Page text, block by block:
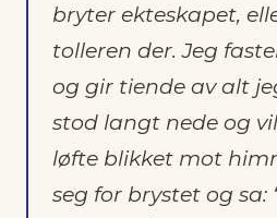
bryter ekteskapet,
tolleren der. Jeg
og gir tiende av alt
stod langt nede og
løfte blikket mot
seg for brystet og sa: